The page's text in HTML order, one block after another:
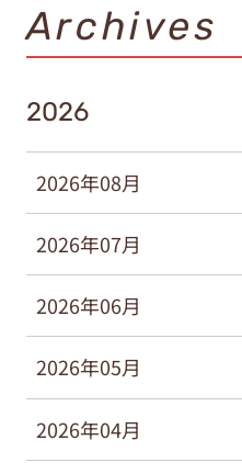
Archives
2026
2026年08月
2026年07月
2026年06月
2026年05月
2026年04月